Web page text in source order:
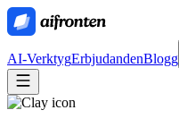
AI-VerktygErbjudandenBlogg